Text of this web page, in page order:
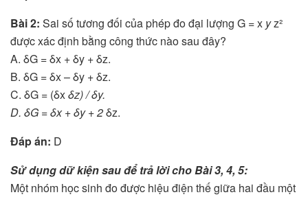
Bài 2: Sai số tương đối của phép đo đại lượng G = x yz²
được xác định bằng công thức nào sau đây?
A. δG = δx + δy + δz.
B. δG = δx – δy + δz.
C. δG = (δxδz) / δy.
D. δG = δx + δy + 2δz.
Đáp án: D
Sử dụng dữ kiện sau để trả lời cho Bài 3, 4, 5:
Một nhóm học sinh đo được hiệu điện thế giữa hai đầu một